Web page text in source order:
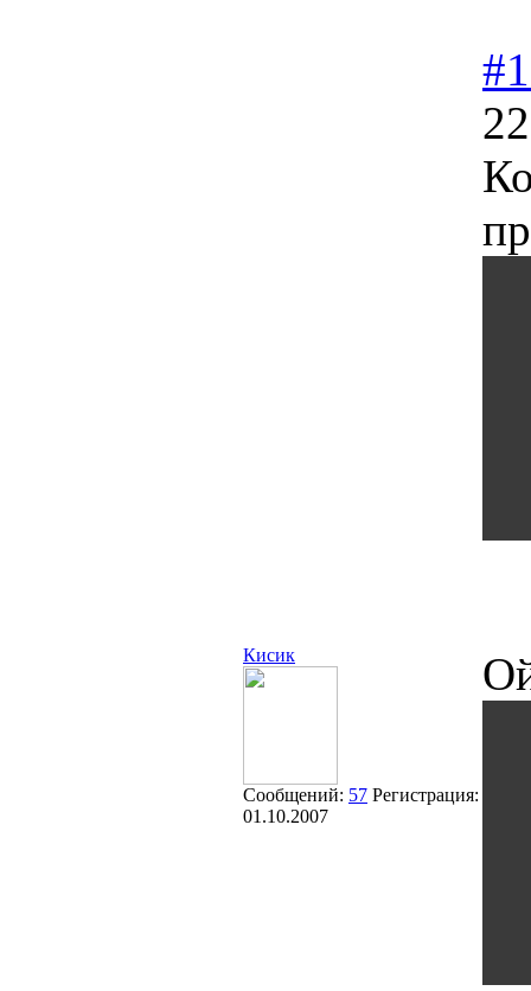
Кисик
Сообщений: 57 Регистрация:
01.10.2007